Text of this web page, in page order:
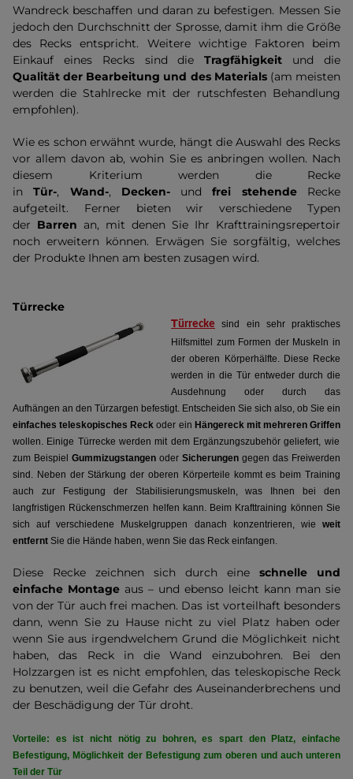
Wandreck beschaffen und daran zu befestigen. Messen Sie
jedoch den Durchschnitt der Sprosse, damit ihm die Größe
des Recks entspricht. Weitere wichtige Faktoren beim
Einkauf eines Recks sind dieTragfähigkeit und die
Qualität der Bearbeitung und des Materials (am meisten
werden die Stahlrecke mit der rutschfesten Behandlung
empfohlen).
Wie es schon erwähnt wurde, hängt die Auswahl des Recks
vor allem davon ab, wohin Sie es anbringen wollen. Nach
diesem Kriterium werden die Recke
inTür-, Wand-, Decken-undfrei stehendeRecke
aufgeteilt. Ferner bieten wir verschiedene Typen
der Barren an, mit denen Sie Ihr Krafttrainingsrepertoir
noch erweitern können. Erwägen Sie sorgfältig, welches
der Produkte Ihnen am besten zusagen wird.
Türrecke
Türrecke
sind ein sehr praktisches
Hilfsmittel zum Formen der Muskeln in
der oberen Körperhälfte. Diese Recke
werden in die Tür entweder durch die
Ausdehnung oder durch das
Aufhängen an den Türzargen befestigt. Entscheiden Sie sich also, ob Sie ein
einfaches teleskopisches Reck oder ein Hängereck mit mehreren Griffen
wollen. Einige Türrecke werden mit dem Ergänzungszubehör geliefert, wie
zum Beispiel Gummizugstangen oder Sicherungen gegen das Freiwerden
sind. Neben der Stärkung der oberen Körperteile kommt es beim Training
auch zur Festigung der Stabilisierungsmuskeln, was Ihnen bei den
langfristigen Rückenschmerzen helfen kann. Beim Krafttraining können Sie
sich auf verschiedene Muskelgruppen danach konzentrieren, wie weit
entfernt Sie die Hände haben, wenn Sie das Reck einfangen.
Diese Recke zeichnen sich durch eine schnelle und
einfache Montage aus – und ebenso leicht kann man sie
von der Tür auch frei machen. Das ist vorteilhaft besonders
dann, wenn Sie zu Hause nicht zu viel Platz haben oder
wenn Sie aus irgendwelchem Grund die Möglichkeit nicht
haben, das Reck in die Wand einzubohren. Bei den
Holzzargen ist es nicht empfohlen, das teleskopische Reck
zu benutzen, weil die Gefahr des Auseinanderbrechens und
der Beschädigung der Tür droht.
Vorteile: es ist nicht nötig zu bohren, es spart den Platz, einfache
Befestigung, Möglichkeit der Befestigung zum oberen und auch unteren
Teil der Tür